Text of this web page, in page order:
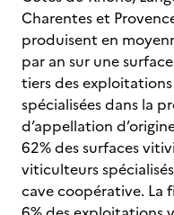
Charentes et
produisent en
par an sur une
tiers des
spécialisées dans la
d’appellation
62% des surfaces
viticulteurs
cave coopérative. La